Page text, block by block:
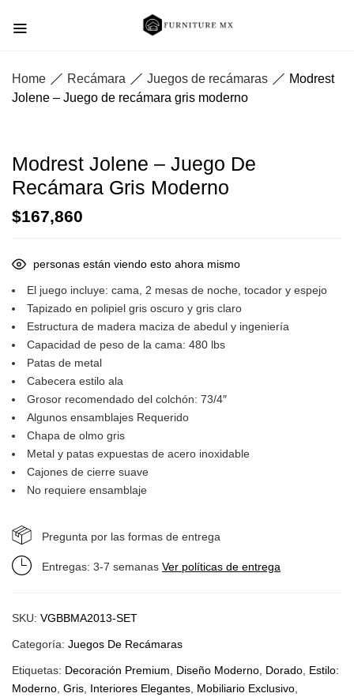
Home Recámara Juegos de recámaras
Modrest
Jolene – Juego de recámara gris moderno
Modrest Jolene – Juego De
Recámara Gris Moderno
$167,860
personas están viendo esto ahora mismo
El juego incluye: cama, 2 mesas de noche, tocador y espejo
Tapizado en polipiel gris oscuro y gris claro
Estructura de madera maciza de abedul y ingeniería
Capacidad de peso de la cama: 480 lbs
Patas de metal
Cabecera estilo ala
Grosor recomendado del colchón: 73/4″
Algunos ensamblajes Requerido
Chapa de olmo gris
Metal y patas expuestas de acero inoxidable
Cajones de cierre suave
No requiere ensamblaje
Pregunta por las formas de entrega
Entregas: 3-7 semanas Ver políticas de entrega
SKU: VGBBMA2013-SET
Categoría: Juegos De Recámaras
Etiquetas: Decoración Premium Diseño Moderno Dorado Estilo:
Moderno Gris Interiores Elegantes Mobiliario Exclusivo